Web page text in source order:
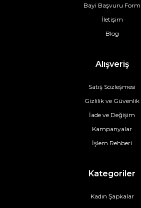
Bayi Başvuru Form
İletişim
Blog
Alışveriş
Satış Sözleşmesi
Gizlilik ve Güvenlik
İade ve Değişim
Kampanyalar
İşlem Rehberi
Kategoriler
Kadın Şapkalar